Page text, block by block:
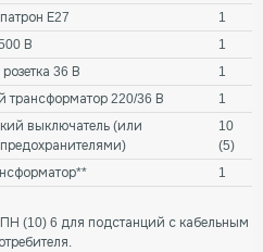
Е27
1
В
1
36 В
1
220/36 В 1
выключатель (или
10
(5)
1
(10) 6 для подстанций с кабельным